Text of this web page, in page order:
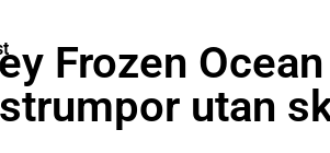
Frozen Ocean
utan